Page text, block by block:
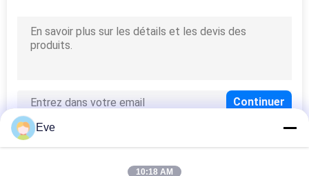
de voiture
Eve
10:18 AM